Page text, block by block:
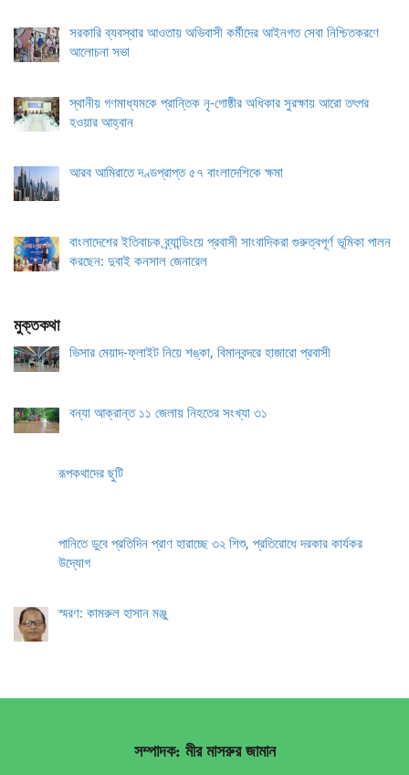
সরকারি ব্যবস্থার আওতায় অভিবাসী কর্মীদের আইনগত সেবা নিশ্চিতকরণে
আলোচনা সভা
স্থানীয় গণমাধ্যমকে প্রান্তিক নৃ-গোষ্ঠীর অধিকার সুরক্ষায় আরো তৎপর
হওয়ার আহ্বান
আরব আমিরাতে দণ্ডপ্রাপ্ত ৫৭ বাংলাদেশিকে ক্ষমা
বাংলাদেশের ইতিবাচক ব্র্যান্ডিংয়ে প্রবাসী সাংবাদিকরা গুরুত্বপূর্ণ ভূমিকা পালন
করছেন: দুবাই কনসাল জেনারেল
মুক্তকথা
ভিসার মেয়াদ-ফ্লাইট নিয়ে শঙ্কা, বিমানবন্দরে হাজারো প্রবাসী
বন্যা আক্রান্ত ১১ জেলায় নিহতের সংখ্যা ৩১
রূপকথাদের ছুটি
পানিতে ডুবে প্রতিদিন প্রাণ হারাচ্ছে ৩২ শিশু, প্রতিরোধে দরকার কার্যকর
উদ্যোগ
স্মরণ: কামরুল হাসান মঞ্জু
সম্পাদক: মীর মাসরুর জামান